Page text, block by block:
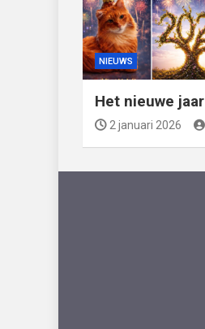
NIEUWS
Het nieuwe jaar
2 januari 2026